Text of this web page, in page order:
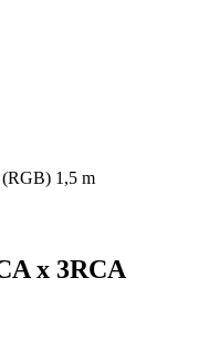
1,5 m
x 3RCA